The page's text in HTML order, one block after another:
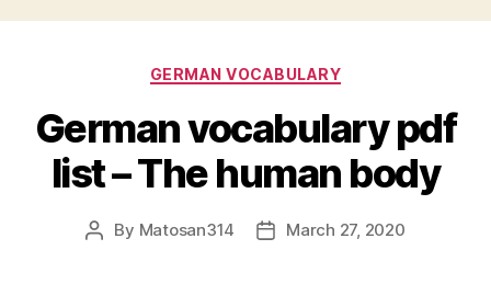
Categories
GERMAN VOCABULARY
German vocabulary pdf
list – The human body
Post
By Matosan314
PostMarch 27, 2020